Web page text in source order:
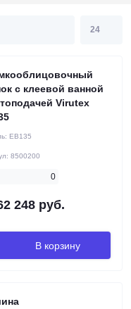
с клеевой ванной
Virutex
EB135
8500200
0
248 руб.
В корзину